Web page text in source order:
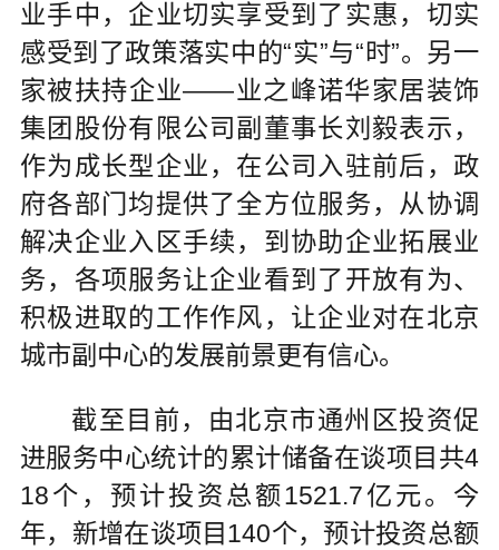
业手中，企业切实享受到了实惠，切实
感受到了政策落实中的“实”与“时”。另一
家被扶持企业——业之峰诺华家居装饰
集团股份有限公司副董事长刘毅表示，
作为成长型企业，在公司入驻前后，政
府各部门均提供了全方位服务，从协调
解决企业入区手续，到协助企业拓展业
务，各项服务让企业看到了开放有为、
积极进取的工作作风，让企业对在北京
城市副中心的发展前景更有信心。
截至目前，由北京市通州区投资促
进服务中心统计的累计储备在谈项目共4
18个，预计投资总额1521.7亿元。今
年，新增在谈项目140个，预计投资总额